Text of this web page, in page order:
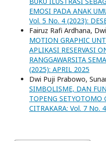
EMOSI PADA ANAK
Vol. 5 No. 4 (2023):
Fairuz Rafi Ardhana,
MOTION GRAPHIC
APLIKASI RESERVASI
RANGGAWARSITA
(2025): APRIL 2025
Dwi Puji Prabowo,
SIMBOLISME, DAN
TOPENG SETYOTOMO
CITRAKARA: Vol. 7 No.